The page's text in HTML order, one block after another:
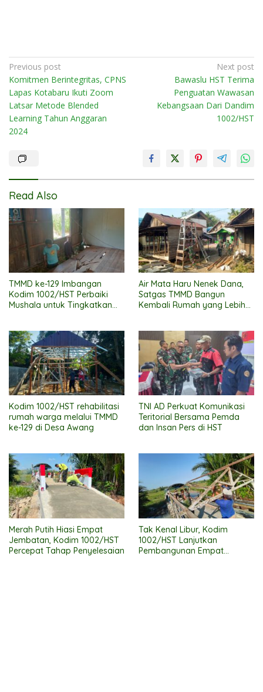
Post
navigation
Previous post
Komitmen Berintegritas, CPNS
Lapas Kotabaru Ikuti Zoom
Latsar Metode Blended
Learning Tahun Anggaran
2024
Next post
Bawaslu HST Terima
Penguatan Wawasan
Kebangsaan Dari Dandim
1002/HST
Read Also
TMMD ke-129 Imbangan
Kodim 1002/HST Perbaiki
Mushala untuk Tingkatkan
Air Mata Haru Nenek Dana,
Satgas TMMD Bangun
Kembali Rumah yang Lebih
Kodim 1002/HST rehabilitasi
rumah warga melalui TMMD
ke-129 di Desa Awang
TNI AD Perkuat Komunikasi
Teritorial Bersama Pemda
dan Insan Pers di HST
Merah Putih Hiasi Empat
Jembatan, Kodim 1002/HST
Percepat Tahap Penyelesaian
Tak Kenal Libur, Kodim
1002/HST Lanjutkan
Pembangunan Empat